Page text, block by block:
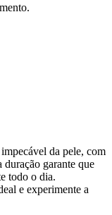
da pele, com
duração garante que
todo o dia.
e experimente a